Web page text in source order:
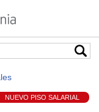
NUEVO PISO SALARIAL